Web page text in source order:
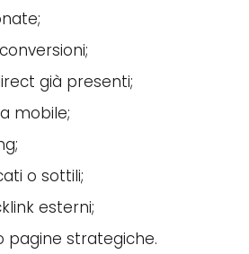
già presenti;
mobile;
o sottili;
esterni;
pagine strategiche.